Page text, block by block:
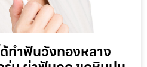
ทำฟันวังทองหลาง